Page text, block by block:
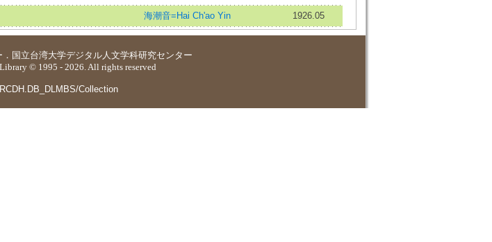
海潮音=Hai Ch'ao Yin 1926.05
． 国立台湾大学デジタル人文学科研究センター
© 1995 - 2026. All rights reserved
Collection